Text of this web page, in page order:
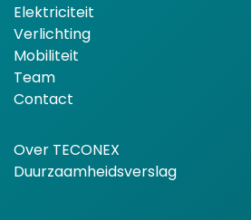
Elektriciteit
Verlichting
Mobiliteit
Team
Contact
Over TECONEX
Duurzaamheidsverslag